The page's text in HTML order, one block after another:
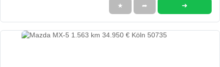
★ ➦ ➜